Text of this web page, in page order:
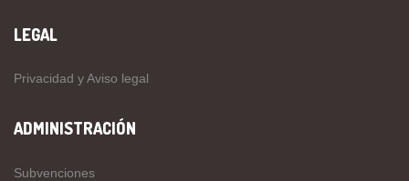
LEGAL
Privacidad y Aviso legal
ADMINISTRACIÓN
Subvenciones